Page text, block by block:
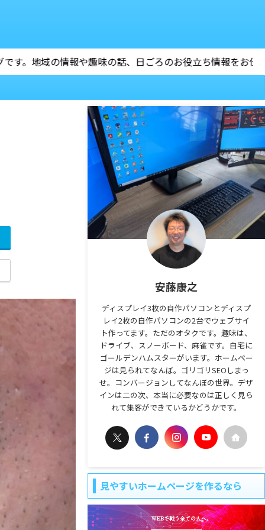
ろのお役立ち情報をお伝えします。
安藤康之
ディスプレイ3枚の自作パソコンとディスプ
レイ2枚の自作パソコンの2台でウェブサイ
ト作ってます。ただのオタクです。趣味は、
ドライブ、スノーボード、麻雀です。自宅に
ゴールデンハムスターがいます。ホームペー
ジは見られてなんぼ。ゴリゴリSEOしまっ
せ。コンバージョンしてなんぼの世界。デザ
インは二の次、本当に必要なのは正しく見ら
れて集客ができているかどうかです。
見やすいホームページを作るなら